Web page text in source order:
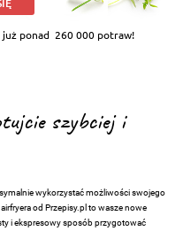
ponad 260 000 potraw!
szybciej i
wykorzystać możliwości swojego
od Przepisy.pl to wasze nowe
i ekspresowy sposób przygotować